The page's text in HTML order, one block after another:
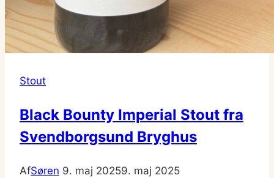
Stout
Black Bounty Imperial Stout fra
Svendborgsund Bryghus
AfSøren 9. maj 20259. maj 2025